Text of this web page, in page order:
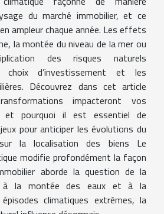
du marché immobilier, et ce
ampleur chaque année. Les effets
la montée du niveau de la mer ou
des risques naturels
choix d’investissement et les
Découvrez dans cet article
impacteront vos
et pourquoi il est essentiel de
pour anticiper les évolutions du
la localisation des biens Le
modifie profondément la façon
aborde la question de la
à la montée des eaux et à la
climatiques extrêmes, la